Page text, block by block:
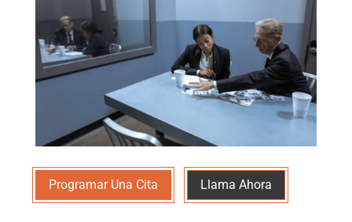
Programar Una Cita Llama Ahora